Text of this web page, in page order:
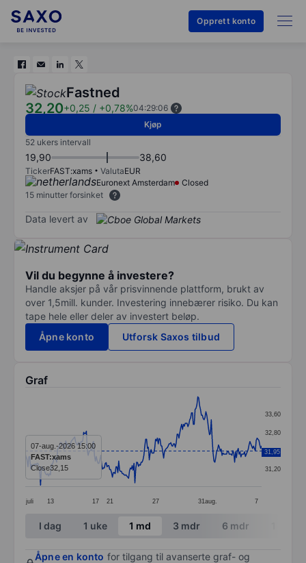
Opprett konto
Fastned
32,20+0,25 / +0,78%04:29:06
Kjøp
52 ukers intervall
19,90 38,60
TickerFAST:xams ValutaEUR
Euronext Amsterdam
Closed
15 minutter forsinket
Data levert av
Vil du begynne å investere?
Handle aksjer på vår prisvinnende plattform, brukt av
over 1,5mill. kunder. Investering innebærer risiko. Du kan
tape hele eller deler av investert beløp.
Åpne konto
Utforsk Saxos tilbud
Graf
Line chart with 264 data points.
The chart has 1 X axis displaying categories.
The chart has 1 Y axis displaying values. Data
juli 13 17 21 27 31 aug. 7
31,20
32,00
32,80
33,60
31,95
07-aug.-2026 15:00
FAST:xams
Close32,15
End of interactive chart.
I dag 1 uke 1 md 3 mdr 6 mdr
Åpne en konto for tilgang til avanserte graf- og